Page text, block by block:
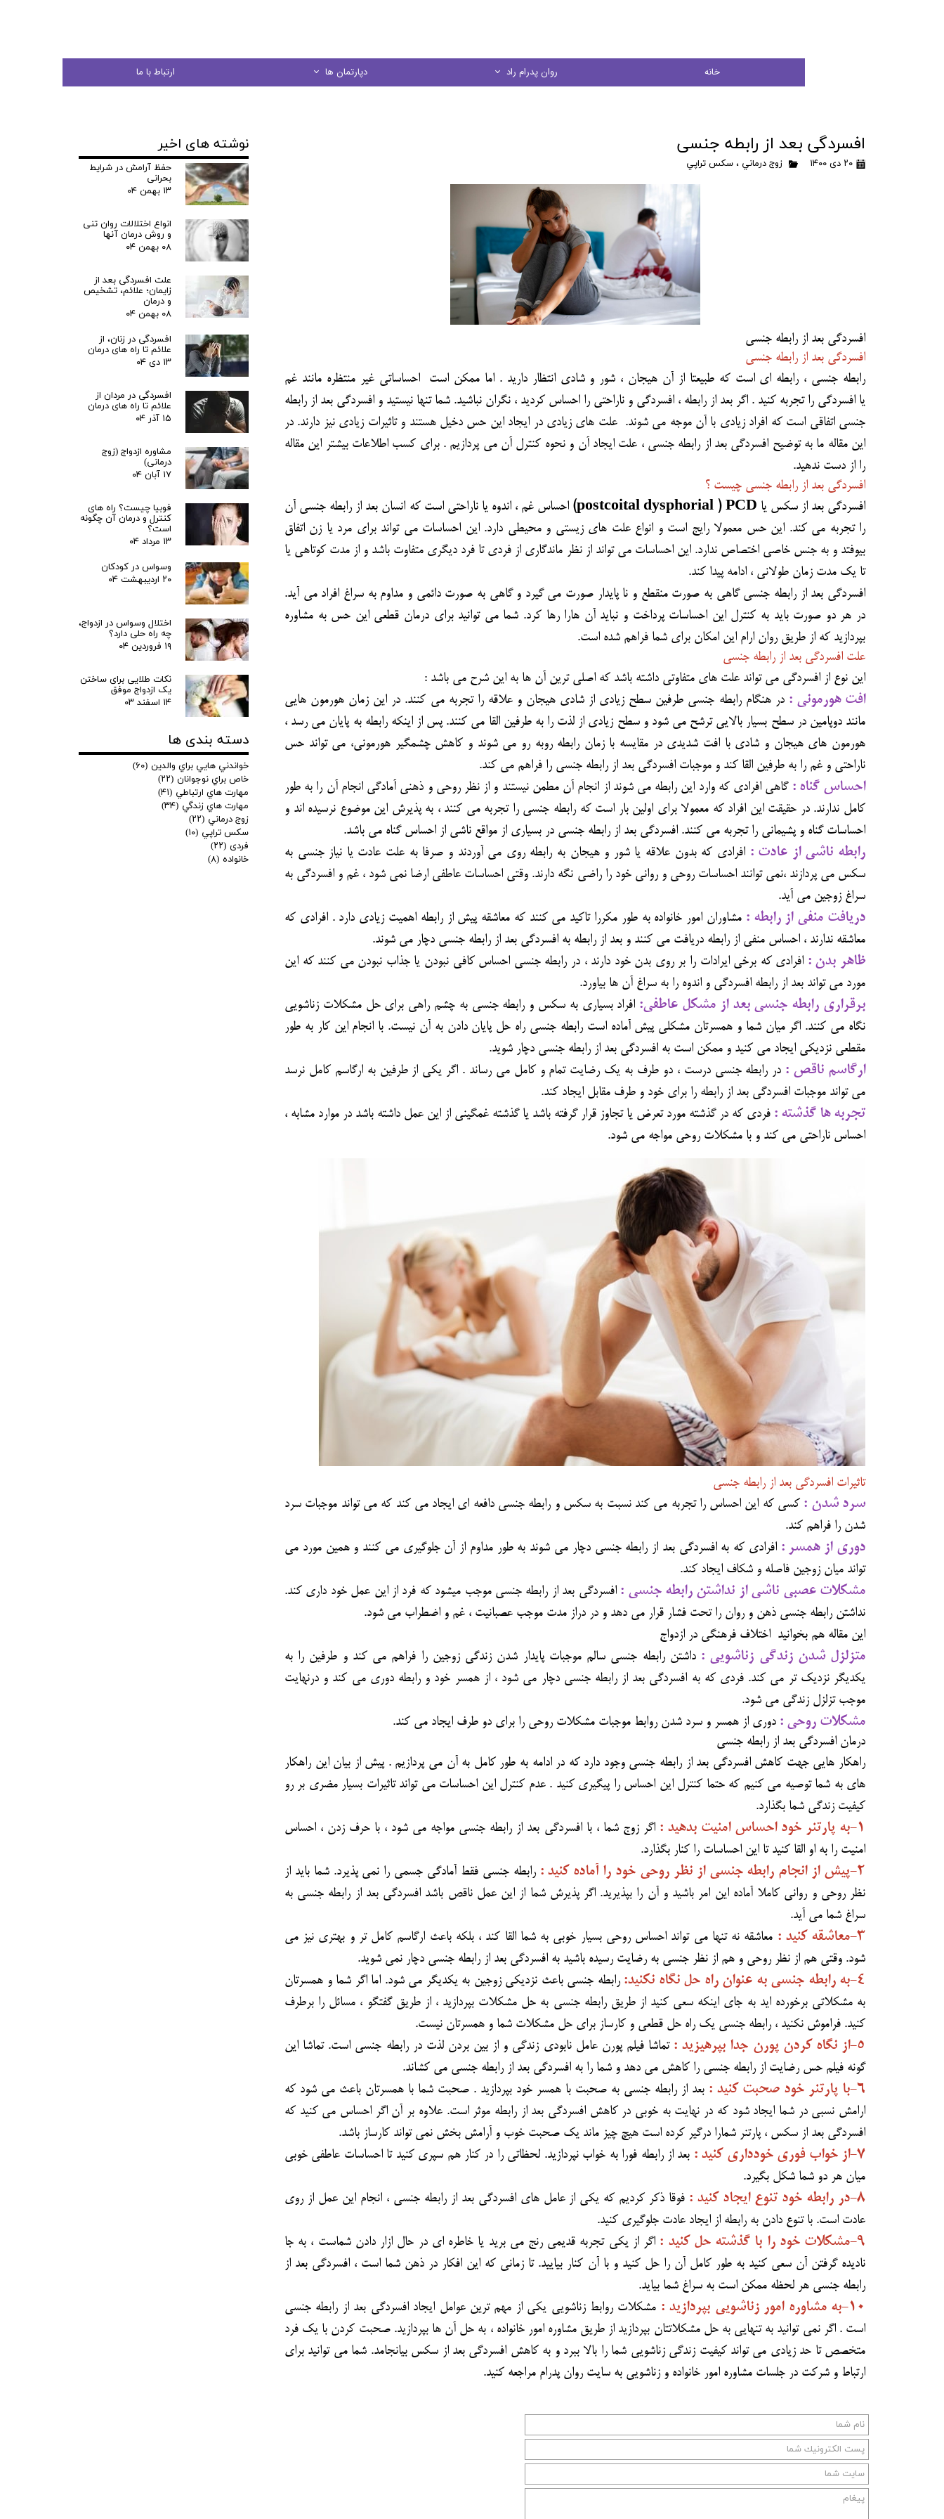
خانه روان پدرام راد دپارتمان ها ارتباط با ما
افسردگی بعد از رابطه جنسی
۲۰ دی ۱۴۰۰ زوج درماني ، سكس تراپي
افسردگی بعد از رابطه جنسی
افسردگی بعد از رابطه جنسی
رابطه جنسی ، رابطه ای است که طبیعتا از آن هیجان ، شور و شادی انتظار دارید . اما ممکن است احساساتی غیر منتظره مانند غم
یا افسردگی را تجربه کنید . اگر بعد از رابطه ، افسردگی و ناراحتی را احساس کردید ، نگران نباشید. شما تنها نیستید و افسردگی بعد از رابطه
جنسی اتفاقی است که افراد زیادی با آن موجه می شوند. علت های زیادی در ایجاد این حس دخیل هستند و تاثیرات زیادی نیز دارند. در
این مقاله ما به توضیح افسردگی بعد از رابطه جنسی ، علت ایجاد آن و نحوه کنترل آن می پردازیم . برای کسب اطلاعات بیشتر این مقاله
را از دست ندهید.
افسردگی بعد از رابطه جنسی چیست ؟
افسردگی بعد از سکس یا postcoital dysphorial ) PCD) احساس غم ، اندوه یا ناراحتی است که انسان بعد از رابطه جنسی آن
را تجربه می کند. این حس معمولا رایج است و انواع علت های زیستی و محیطی دارد. این احساسات می تواند برای مرد یا زن اتفاق
بیوفتد و به جنس خاصی اختصاص ندارد. این احساسات می تواند از نظر ماندگاری از فردی تا فرد دیگری متفاوت باشد و از مدت کوتاهی یا
تا یک مدت زمان طولانی ، ادامه پیدا کند.
افسردگی بعد از رابطه جنسی گاهی به صورت منقطع و نا پایدار صورت می گیرد و گاهی به صورت دائمی و مداوم به سراغ افراد می آید.
در هر دو صورت باید به کنترل این احساسات پرداخت و نباید آن هارا رها کرد. شما می توانید برای درمان قطعی این حس به مشاوره
بپردازید که از طریق روان ارام این امکان برای شما فراهم شده است.
علت افسردگی بعد از رابطه جنسی
این نوع از افسردگی می تواند علت های متفاوتی داشته باشد که اصلی ترین آن ها به این شرح می باشد :
افت هورمونی :در هنگام رابطه جنسی طرفین سطح زیادی از شادی هیجان و علاقه را تجربه می کنند. در این زمان هورمون هایی
مانند دوپامین در سطح بسیار بالایی ترشح می شود و سطح زیادی از لذت را به طرفین القا می کنند. پس از اینکه رابطه به پایان می رسد ،
هورمون های هیجان و شادی با افت شدیدی در مقایسه با زمان رابطه روبه رو می شوند و کاهش چشمگیر هورمونی، می تواند حس
ناراحتی و غم را به طرفین القا کند و موجبات افسردگی بعد از رابطه جنسی را فراهم می کند.
احساس گناه : گاهی افرادی که وارد این رابطه می شوند از انجام آن مطمن نیستند و از نظر روحی و ذهنی آمادگی انجام آن را به طور
کامل ندارند. در حقیقت این افراد که معمولا برای اولین بار است که رابطه جنسی را تجربه می کنند ، به پذیرش این موضوع نرسیده اند و
احساسات گناه و پشیمانی را تجربه می کنند. افسردگی بعد از رابطه جنسی در بسیاری از مواقع ناشی از احساس گناه می باشد.
رابطه ناشی از عادت : افرادی که بدون علاقه یا شور و هیجان به رابطه روی می آوردند و صرفا به علت عادت یا نیاز جنسی به
سکس می پردازند ،نمی توانند احساسات روحی و روانی خود را راضی نگه دارند. وقتی احساسات عاطفی ارضا نمی شود ، غم و افسردگی به
سراغ زوجین می آید.
دریافت منفی از رابطه : مشاوران امور خانواده به طور مکررا تاکید می کنند که معاشقه پیش از رابطه اهمیت زیادی دارد . افرادی که
معاشقه ندارند ، احساس منفی از رابطه دریافت می کنند و بعد از رابطه به افسردگی بعد از رابطه جنسی دچار می شوند.
ظاهر بدن : افرادی که برخی ایرادات را بر روی بدن خود دارند ، در رابطه جنسی احساس کافی نبودن یا جذاب نبودن می کنند که این
مورد می تواند بعد از رابطه افسردگی و اندوه را به سراغ آن ها بیاورد.
برقراری رابطه جنسی بعد از مشکل عاطفی: افراد بسیاری به سکس و رابطه جنسی به چشم راهی برای حل مشکلات زناشویی
نگاه می کنند. اگر میان شما و همسرتان مشکلی پیش آماده است رابطه جنسی راه حل پایان دادن به آن نیست. با انجام این کار به طور
مقطعی نزدیکی ایجاد می کنید و ممکن است به افسردگی بعد از رابطه جنسی دچار شوید.
ارگاسم ناقص : در رابطه جنسی درست ، دو طرف به یک رضایت تمام و کامل می رساند . اگر یکی از طرفین به ارگاسم کامل نرسد
می تواند موجبات افسردگی بعد از رابطه را برای خود و طرف مقابل ایجاد کند.
تجربه ها گذشته : فردی که در گذشته مورد تعرض یا تجاوز قرار گرفته باشد یا گذشته غمگینی از این عمل داشته باشد در موارد مشابه ،
احساس ناراحتی می کند و با مشکلات روحی مواجه می شود.
تاثیرات افسردگی بعد از رابطه جنسی
سرد شدن : کسی که این احساس را تجربه می کند نسبت به سکس و رابطه جنسی دافعه ای ایجاد می کند که می تواند موجبات سرد
شدن را فراهم کند.
دوری از همسر : افرادی که به افسردگی بعد از رابطه جنسی دچار می شوند به طور مداوم از آن جلوگیری می کنند و همین مورد می
تواند میان زوجین فاصله و شکاف ایجاد کند.
مشکلات عصبی ناشی از نداشتن رابطه جنسی : افسردگی بعد از رابطه جنسی موجب میشود که فرد از این عمل خود داری کند.
نداشتن رابطه جنسی ذهن و روان را تحت فشار قرار می دهد و در دراز مدت موجب عصبانیت ، غم و اضطراب می شود.
این مقاله هم بخوانید اختلاف فرهنگی در ازدواج
متزلزل شدن زندگی زناشویی : داشتن رابطه جنسی سالم موجبات پایدار شدن زندگی زوجین را فراهم می کند و طرفین را به
یکدیگر نزدیک تر می کند. فردی که به افسردگی بعد از رابطه جنسی دچار می شود ، از همسر خود و رابطه دوری می کند و درنهایت
موجب تزلزل زندگی می شود.
مشکلات روحی : دوری از همسر و سرد شدن روابط موجبات مشکلات روحی را برای دو طرف ایجاد می کند.
درمان افسردگی بعد از رابطه جنسی
راهکار هایی جهت کاهش افسردگی بعد از رابطه جنسی وجود دارد که در ادامه به طور کامل به آن می پردازیم . پیش از بیان این راهکار
های به شما توصیه می کنیم که حتما کنترل این احساس را پیگیری کنید . عدم کنترل این احساسات می تواند تاثیرات بسیار مضری بر رو
کیفیت زندگی شما بگذارد.
۱-به پارتنر خود احساس امنیت بدهید :
اگر زوج شما ، با افسردگی بعد از رابطه جنسی مواجه می شود ، با حرف زدن ، احساس
امنیت را به او القا کنید تا این احساسات را کنار بگذارد.
۲-پیش از انجام رابطه جنسی از نظر روحی خود را آماده کنید :
رابطه جنسی فقط آمادگی جسمی را نمی پذیرد. شما باید از
نظر روحی و روانی کاملا آماده این امر باشید و آن را بپذیرید. اگر پذیرش شما از این عمل ناقص باشد افسردگی بعد از رابطه جنسی به
سراغ شما می آید.
۳-معاشقه کنید :
معاشقه نه تنها می تواند احساس روحی بسیار خوبی به شما القا کند ، بلکه باعث ارگاسم کامل تر و بهتری نیز می
شود. وقتی هم از نظر روحی و هم از نظر جنسی به رضایت رسیده باشید به افسردگی بعد از رابطه جنسی دچار نمی شوید.
۴-به رابطه جنسی به عنوان راه حل نگاه نکنید:
رابطه جنسی باعث نزدیکی زوجین به یکدیگر می شود. اما اگر شما و همسرتان
به مشکلاتی برخورده اید به جای اینکه سعی کنید از طریق رابطه جنسی به حل مشکلات بپردازید ، از طریق گفتگو ، مسائل را برطرف
کنید. فراموش نکنید ، رابطه جنسی یک راه حل قطعی و کارساز برای حل مشکلات شما و همسرتان نیست.
۵-از نگاه کردن پورن جدا بپرهیزید :
تماشا فیلم پورن عامل نابودی زندگی و از بین بردن لذت در رابطه جنسی است. تماشا این
گونه فیلم حس رضایت از رابطه جنسی را کاهش می دهد و شما را به افسردگی بعد از رابطه جنسی می کشاند.
۶-با پارتنر خود صحبت کنید :
بعد از رابطه جنسی به صحبت با همسر خود بپردازید . صحبت شما با همسرتان باعث می شود که
ارامش نسبی در شما ایجاد شود که در نهایت به خوبی در کاهش افسردگی بعد از رابطه موثر است. علاوه بر آن اگر احساس می کنید که
افسردگی بعد از سکس ، پارتنر شمارا درگیر کرده است هیچ چیز ماند یک صحبت خوب و آرامش بخش نمی تواند کارساز باشد.
۷-از خواب فوری خودداری کنید :
بعد از رابطه فورا به خواب نپردازید. لحظاتی را در کنار هم سپری کنید تا احساسات عاطفی خوبی
میان هر دو شما شکل بگیرد.
۸-در رابطه خود تنوع ایجاد کنید :
فوقا ذکر کردیم که یکی از عامل های افسردگی بعد از رابطه جنسی ، انجام این عمل از روی
عادت است. با تنوع دادن به رابطه از ایجاد عادت جلوگیری کنید.
۹-مشکلات خود را با گذشته حل کنید :
اگر از یکی تجربه قدیمی رنج می برید یا خاطره ای در حال ازار دادن شماست ، به جا
نادیده گرفتن آن سعی کنید به طور کامل آن را حل کنید و با آن کنار بیایید. تا زمانی که این افکار در ذهن شما است ، افسردگی بعد از
رابطه جنسی هر لحظه ممکن است به سراغ شما بیاید.
۱۰-به مشاوره امور زناشویی بپردازید :
مشکلات روابط زناشویی یکی از مهم ترین عوامل ایجاد افسردگی بعد از رابطه جنسی
است . اگر نمی توانید به تنهایی به حل مشکلاتتان بپردازید از طریق مشاوره امور خانواده ، به حل آن ها بپردازید. صحبت کردن با یک فرد
متخصص تا حد زیادی می تواند کیفیت زندگی زناشویی شما را بالا ببرد و به کاهش افسردگی بعد از سکس بیانجامد. شما می توانید برای
ارتباط و شرکت در جلسات مشاوره امور خانواده و زناشویی به سایت روان پدرام مراجعه کنید.
نوشته های اخیر
حفظ آرامش در شرایط
بحرانی
۱۳ بهمن ۰۴
انواع اختلالات روان تنی
و روش درمان آنها
۰۸ بهمن ۰۴
علت افسردگی بعد از
زایمان؛ علائم، تشخیص
و درمان
۰۸ بهمن ۰۴
افسردگی در زنان، از
علائم تا راه های درمان
۱۳ دی ۰۴
افسردگی در مردان از
علائم تا راه های درمان
۱۵ آذر ۰۴
مشاوره ازدواج (زوج
درمانی)
۱۷ آبان ۰۴
فوبیا چیست؟ راه های
کنترل و درمان آن چگونه
است؟
۱۳ مرداد ۰۴
وسواس در کودکان
۲۰ اردیبهشت ۰۴
اختلال وسواس در ازدواج،
چه راه حلی دارد؟
۱۹ فروردین ۰۴
نکات طلایی برای ساختن
یک ازدواج موفق
۱۴ اسفند ۰۳
دسته بندی ها
خواندني هايي براي والدين (۶۰)
خاص براي نوجوانان (۲۲)
مهارت هاي ارتباطي (۴۱)
مهارت هاي زندگي (۳۴)
زوج درماني (۲۲)
سكس تراپي (۱۰)
فردی (۲۲)
خانواده (۸)